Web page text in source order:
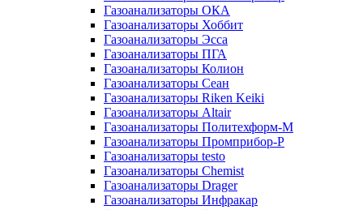
Газоанализаторы ОКА
Газоанализаторы Хоббит
Газоанализаторы Эсса
Газоанализаторы ПГА
Газоанализаторы Колион
Газоанализаторы Сеан
Газоанализаторы Riken Keiki
Газоанализаторы Altair
Газоанализаторы Политехформ-М
Газоанализаторы Промприбор-Р
Газоанализаторы testo
Газоанализаторы Chemist
Газоанализаторы Drager
Газоанализаторы Инфракар